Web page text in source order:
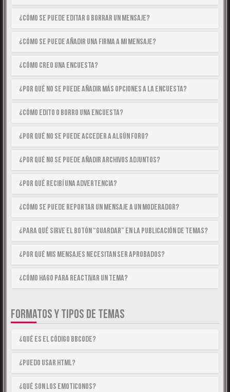
¿Cómo se puede editar o borrar un mensaje?
¿Cómo se puede añadir una firma a mi mensaje?
¿Cómo creo una encuesta?
¿Por qué no se puede añadir más opciones a la encuesta?
¿Cómo edito o borro una encuesta?
¿Por qué no se puede acceder a algún foro?
¿Por qué no se puede añadir archivos adjuntos?
¿Por qué recibí una advertencia?
¿Cómo se puede reportar un mensaje a un moderador?
¿Para qué sirve el botón “Guardar” en la publicación de temas?
¿Por qué mis mensajes necesitan ser aprobados?
¿Cómo hago para reactivar un tema?
FORMATOS Y TIPOS DE TEMAS
¿Qué es el código BBCode?
¿Puedo usar HTML?
¿Qué son los emoticonos?